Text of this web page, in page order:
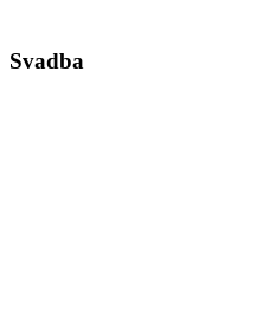
Svadba